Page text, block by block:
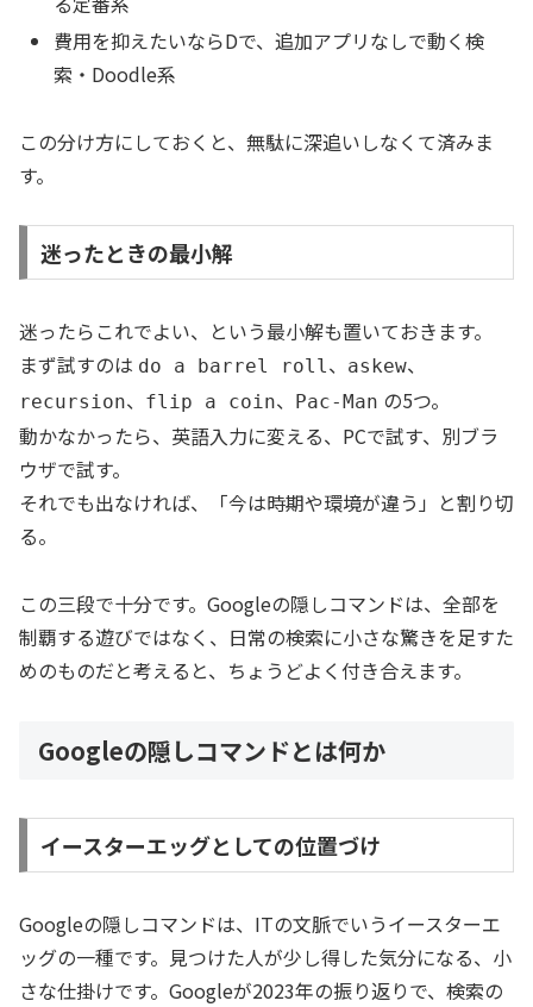
費用を抑えたいならDで、追加アプリなしで動く検
索・Doodle系
この分け方にしておくと、無駄に深追いしなくて済みま
す。
迷ったときの最小解
迷ったらこれでよい、という最小解も置いておきます。
まず試すのは do a barrel roll、 askew、
recursion、 flip a coin、 Pac-Man の5つ。
動かなかったら、英語入力に変える、PCで試す、別ブラ
ウザで試す。
それでも出なければ、「今は時期や環境が違う」と割り切
る。
この三段で十分です。Googleの隠しコマンドは、全部を
制覇する遊びではなく、日常の検索に小さな驚きを足すた
めのものだと考えると、ちょうどよく付き合えます。
Googleの隠しコマンドとは何か
イースターエッグとしての位置づけ
Googleの隠しコマンドは、ITの文脈でいうイースターエ
ッグの一種です。見つけた人が少し得した気分になる、小
さな仕掛けです。Googleが2023年の振り返りで、検索の